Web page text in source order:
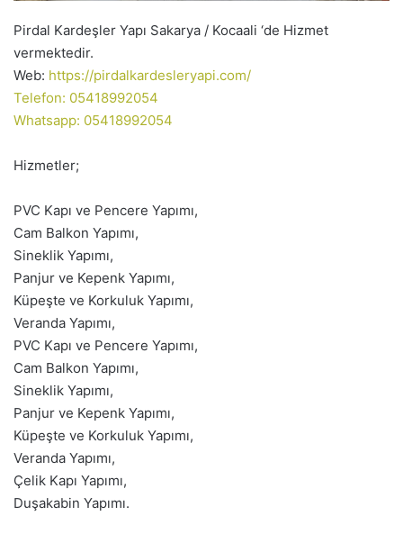
Pirdal Kardeşler Yapı Sakarya / Kocaali ‘de Hizmet
vermektedir.
Web: https://pirdalkardesleryapi.com/
Telefon: 05418992054
Whatsapp: 05418992054
Hizmetler;
PVC Kapı ve Pencere Yapımı,
Cam Balkon Yapımı,
Sineklik Yapımı,
Panjur ve Kepenk Yapımı,
Küpeşte ve Korkuluk Yapımı,
Veranda Yapımı,
PVC Kapı ve Pencere Yapımı,
Cam Balkon Yapımı,
Sineklik Yapımı,
Panjur ve Kepenk Yapımı,
Küpeşte ve Korkuluk Yapımı,
Veranda Yapımı,
Çelik Kapı Yapımı,
Duşakabin Yapımı.